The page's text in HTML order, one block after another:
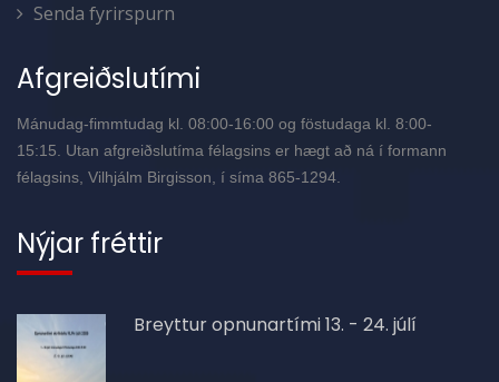
Senda fyrirspurn
Afgreiðslutími
Mánudag-fimmtudag kl. 08:00-16:00 og föstudaga kl. 8:00-
15:15. Utan afgreiðslutíma félagsins er hægt að ná í formann
félagsins, Vilhjálm Birgisson, í síma 865-1294.
Nýjar fréttir
Breyttur opnunartími 13. - 24. júlí